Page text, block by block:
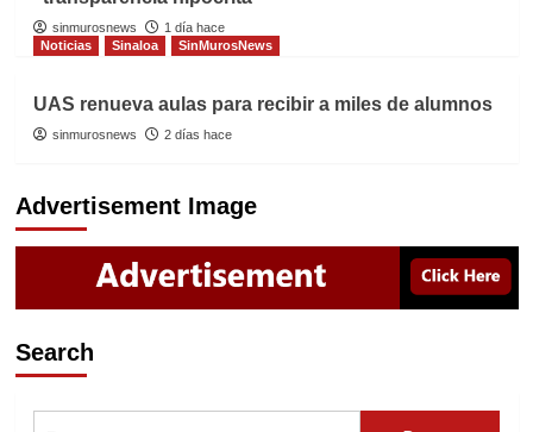
sinmurosnews
1 día hace
Noticias
Sinaloa SinMurosNews
UAS renueva aulas para recibir a miles de alumnos
sinmurosnews 2 días hace
Advertisement Image
Search